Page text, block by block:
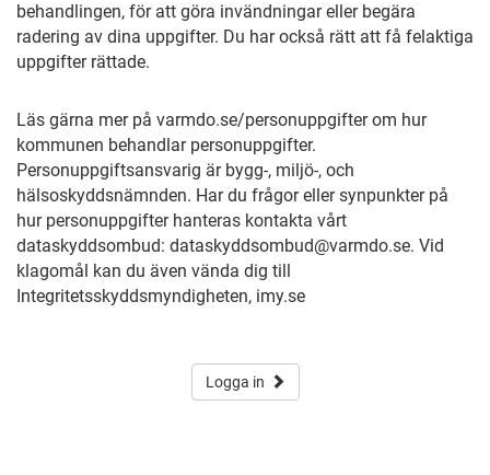
behandlingen, för att göra invändningar eller begära
radering av dina uppgifter. Du har också rätt att få felaktiga
uppgifter rättade.
Läs gärna mer på varmdo.se/personuppgifter om hur
kommunen behandlar personuppgifter.
Personuppgiftsansvarig är bygg-, miljö-, och
hälsoskyddsnämnden. Har du frågor eller synpunkter på
hur personuppgifter hanteras kontakta vårt
dataskyddsombud: dataskyddsombud@varmdo.se. Vid
klagomål kan du även vända dig till
Integritetsskyddsmyndigheten, imy.se
Logga in